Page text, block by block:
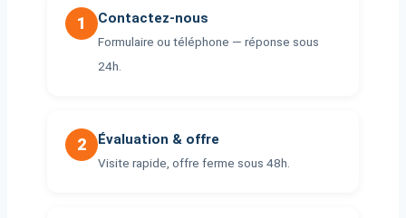
1 Contactez-nous
Formulaire ou téléphone — réponse sous
24h.
2 Évaluation & offre
Visite rapide, offre ferme sous 48h.